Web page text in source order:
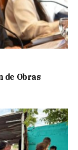
de Obras